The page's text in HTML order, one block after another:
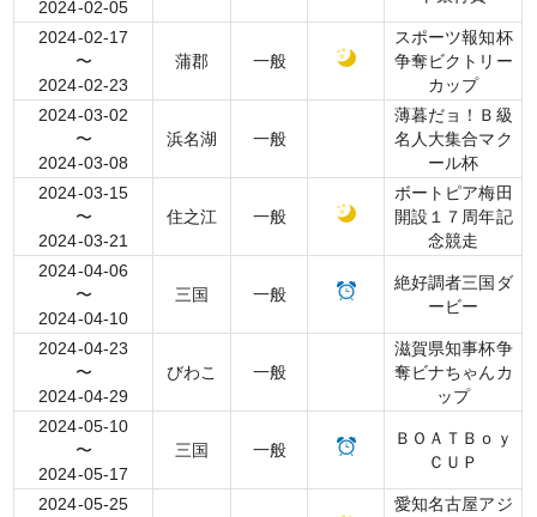
2024-02-05
2024-02-17
〜
2024-02-23
蒲郡 一般
スポーツ報知杯
争奪ビクトリー
カップ
2024-03-02
〜
2024-03-08
浜名湖 一般
薄暮だョ！Ｂ級
名人大集合マク
ール杯
2024-03-15
〜
2024-03-21
住之江 一般
ボートピア梅田
開設１７周年記
念競走
2024-04-06
〜
2024-04-10
三国 一般
絶好調者三国ダ
ービー
2024-04-23
〜
2024-04-29
びわこ 一般
滋賀県知事杯争
奪ビナちゃんカ
ップ
2024-05-10
〜
2024-05-17
三国 一般
ＢＯＡＴＢｏｙ
ＣＵＰ
2024-05-25
愛知名古屋アジ